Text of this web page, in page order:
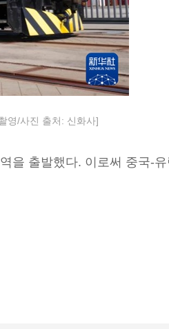
영/사진 출처: 신화사]
을 출발했다. 이로써 중국-